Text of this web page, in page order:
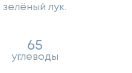
лук.
65
углеводы